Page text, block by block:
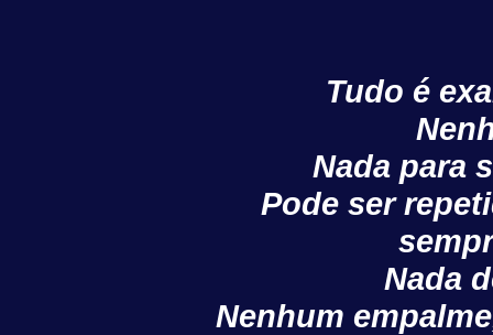
Tudo é
Nada para
Pode ser
Nada
Nenhum